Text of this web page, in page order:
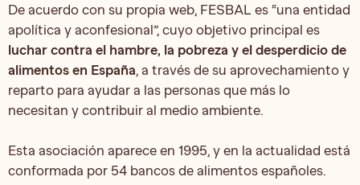
De acuerdo con su propia web, FESBAL es “una entidad
apolítica y aconfesional”, cuyo objetivo principal es
luchar contra el hambre, la pobreza y el desperdicio de
alimentos en España, a través de su aprovechamiento y
reparto para ayudar a las personas que más lo
necesitan y contribuir al medio ambiente.
Esta asociación aparece en 1995, y en la actualidad está
conformada por 54 bancos de alimentos españoles.